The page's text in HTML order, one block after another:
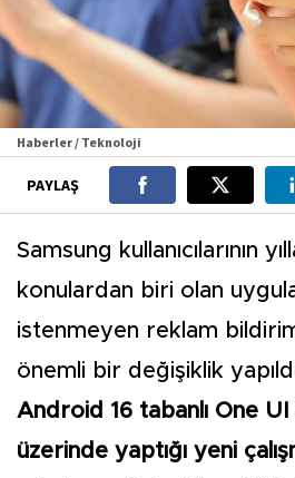
Haberler / Teknoloji
PAYLAŞ
Samsung kullanıcılarının
konulardan biri olan
istenmeyen reklam
önemli bir değişiklik
Android 16 tabanlı One
üzerinde yaptığı yeni